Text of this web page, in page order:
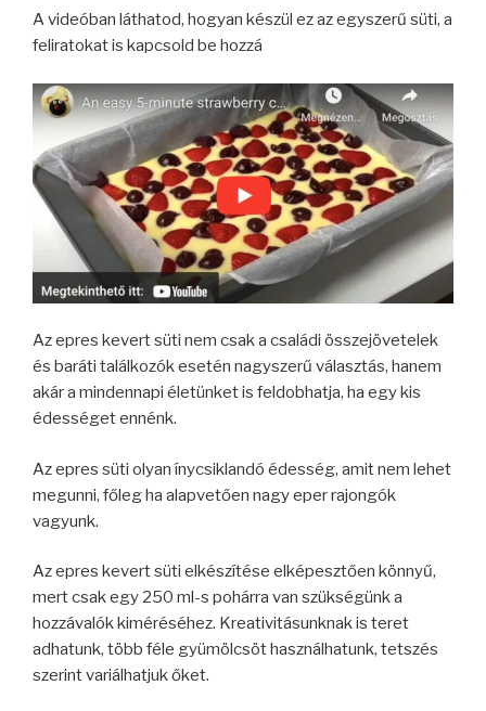
A videóban láthatod, hogyan készül ez az egyszerű süti, a
feliratokat is kapcsold be hozzá
Az epres kevert süti nem csak a családi összejövetelek
és baráti találkozók esetén nagyszerű választás, hanem
akár a mindennapi életünket is feldobhatja, ha egy kis
édességet ennénk.
Az epres süti olyan ínycsiklandó édesség, amit nem lehet
megunni, főleg ha alapvetően nagy eper rajongók
vagyunk.
Az epres kevert süti elkészítése elképesztően könnyű,
mert csak egy 250 ml-s pohárra van szükségünk a
hozzávalók kiméréséhez. Kreativitásunknak is teret
adhatunk, több féle gyümölcsöt használhatunk, tetszés
szerint variálhatjuk őket.